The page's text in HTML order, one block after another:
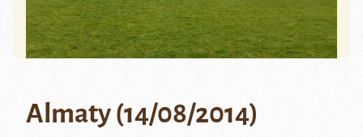
Almaty (14/08/2014)